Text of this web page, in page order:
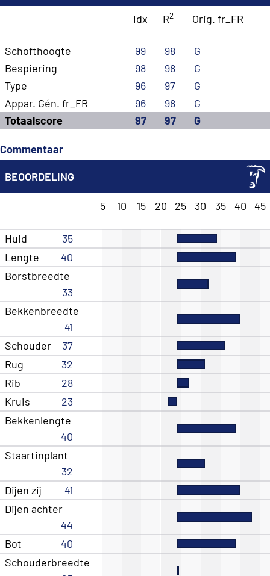
Idx
R2 Orig. fr_FR
Schofthoogte 99 98
G
Bespiering
98 98
G
Type
96 97
G
Appar. Gén. fr_FR
96 98
G
Totaalscore
97 97 G
Commentaar
BEOORDELING
5 10 15 20 25 30 35 40 45
Huid
35
Lengte
40
Borstbreedte
33
Bekkenbreedte
41
Schouder
37
Rug
32
Rib
28
Kruis
23
Bekkenlengte
40
Staartinplant
32
Dijen zij
41
Dijen achter
44
Bot
40
Schouderbreedte